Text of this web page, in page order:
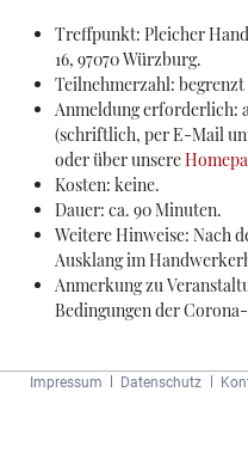
Treffpunkt: Pleicher
16, 97070 Würzburg.
Teilnehmerzahl: begrenzt
Anmeldung erforderlich:
(schriftlich, per E-Mail
oder über unsere
Kosten: keine.
Dauer: ca. 90 Minuten.
Weitere Hinweise: Nach
Ausklang im
Anmerkung zu
Bedingungen der
Navigation
Impressum Datenschutz